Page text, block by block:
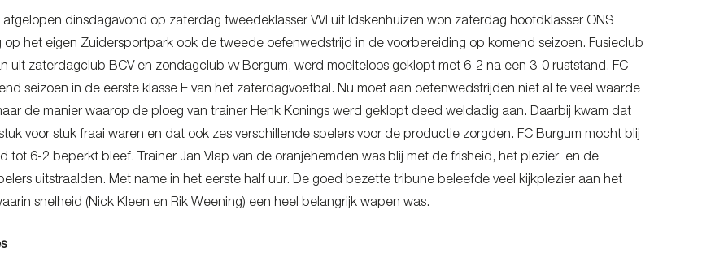
dinsdagavond op zaterdag tweedeklasser VVI uit Idskenhuizen won zaterdag hoofdklasser ONS
op het eigen Zuidersportpark ook de tweede oefenwedstrijd in de voorbereiding op komend seizoen. Fusieclub
uit zaterdagclub BCV en zondagclub vv Bergum, werd moeiteloos geklopt met 6-2 na een 3-0 ruststand. FC
seizoen in de eerste klasse E van het zaterdagvoetbal. Nu moet aan oefenwedstrijden niet al te veel waarde
de manier waarop de ploeg van trainer Henk Konings werd geklopt deed weldadig aan. Daarbij kwam dat
voor stuk fraai waren en dat ook zes verschillende spelers voor de productie zorgden. FC Burgum mocht blij
tot 6-2 beperkt bleef. Trainer Jan Vlap van de oranjehemden was blij met de frisheid, het plezier en de
uitstraalden. Met name in het eerste half uur. De goed bezette tribune beleefde veel kijkplezier aan het
snelheid (Nick Kleen en Rik Weening) een heel belangrijk wapen was.